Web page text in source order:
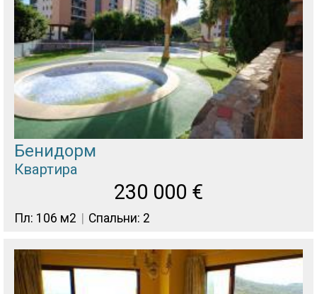
Бенидорм
Квартира
230 000 €
Пл: 106 м2 Спальни: 2